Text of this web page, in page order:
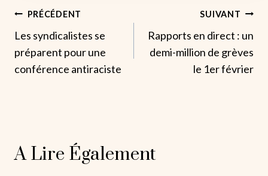
Navigation
De
L’article
PRÉCÉDENT
Les syndicalistes se
préparent pour une
conférence antiraciste
SUIVANT
Rapports en direct : un
demi-million de grèves
le 1er février
A Lire Également